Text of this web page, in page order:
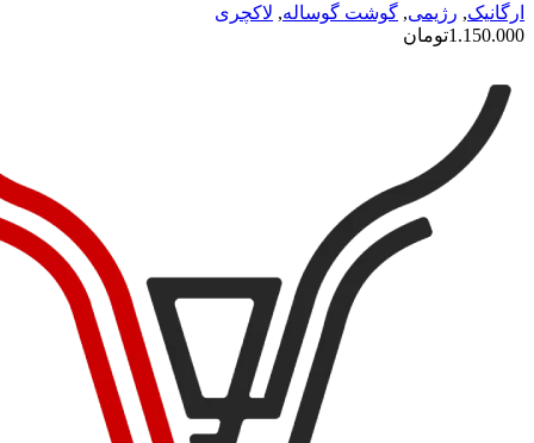
ارگانیک, رژیمی, گوشت گوساله, لاکچری
1.150.000تومان